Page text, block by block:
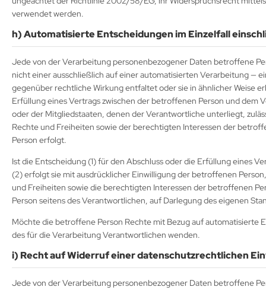
verwendet werden.
h) Automatisierte Entscheidungen im Einzelfall
Jede von der Verarbeitung personenbezogener Daten betroffene
nicht einer ausschließlich auf einer automatisierten Verarbeitung —
gegenüber rechtliche Wirkung entfaltet oder sie in ähnlicher Weise
Erfüllung eines Vertrags zwischen der betroffenen Person und
oder der Mitgliedstaaten, denen der Verantwortliche unterliegt,
Rechte und Freiheiten sowie der berechtigten Interessen der
Person erfolgt.
Ist die Entscheidung (1) für den Abschluss oder die Erfüllung eines
(2) erfolgt sie mit ausdrücklicher Einwilligung der betroffenen
und Freiheiten sowie die berechtigten Interessen der betroffenen
Person seitens des Verantwortlichen, auf Darlegung des eigenen
Möchte die betroffene Person Rechte mit Bezug auf automatisierte
des für die Verarbeitung Verantwortlichen wenden.
i) Recht auf Widerruf einer datenschutzrechtlichen
Jede von der Verarbeitung personenbezogener Daten betroffene